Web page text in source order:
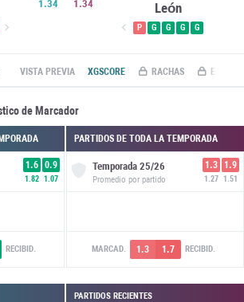
1.34 1.34 León
P G G G G
VISTA PREVIA XGSCORE RACHAS
de Marcador
1.6
1.82
0.9
1.07
RECIBID.
PARTIDOS DE TODA LA TEMPORADA
Temporada 25/26
Promedio por partido
1.3
1.27
1.9
1.51
MARCAD. 1.3 1.7 RECIBID.
PARTIDOS RECIENTES